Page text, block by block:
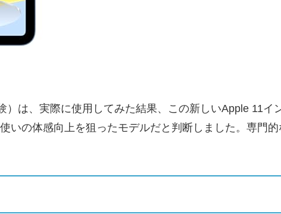
）は、実際に使用してみた結果、この新しいApple 11
いの体感向上を狙ったモデルだと判断しました。専門